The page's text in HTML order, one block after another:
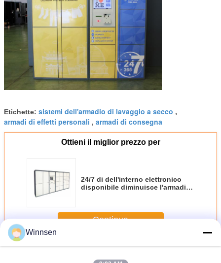
Etichette: sistemi dell'armadio di lavaggio a secco ,
armadi di effetti personali , armadi di consegna
Ottieni il miglior prezzo per
24/7 di dell'interno elettronico
disponibile diminuisce l'armadio
garanzia di anno
Continua
PiùArmadio della lavanderia
Winnsen